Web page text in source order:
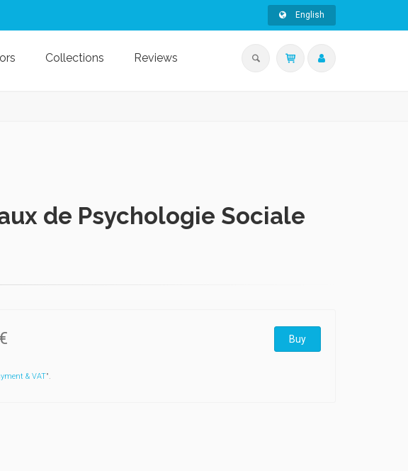
English
Collections Reviews
de Psychologie Sociale
Buy
& VAT".